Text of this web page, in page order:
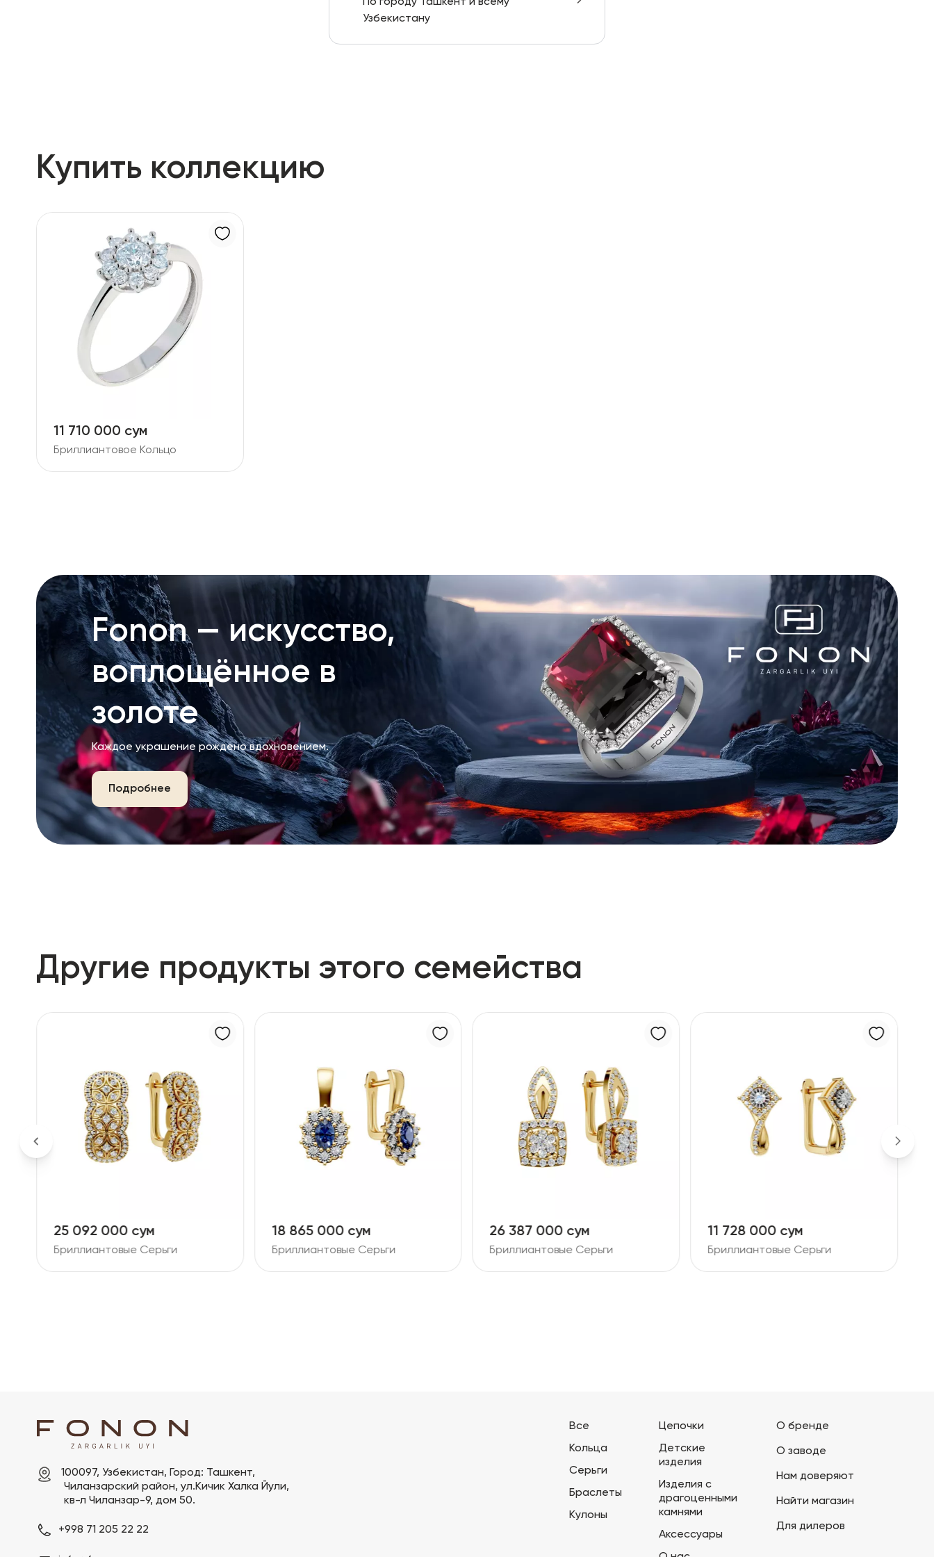
Узбекистану
Купить коллекцию
11 710 000 сум
Бриллиантовое Кольцо
Fonon — искусство,
воплощённое в
золоте
Каждое украшение рождено вдохновением.
Подробнее
Другие продукты этого семейства
18 865 000 сум
Бриллиантовые Серьги
26 387 000 сум
Бриллиантовые Серьги
11 728 000 сум
Бриллиантовые Серьги
10 881 000 сум
Бриллиантовые Серьги
100097, Узбекистан, Город: Ташкент,
кв-л Чиланзар-9, дом 50.
+998 71 205 22 22
Все
Кольца
Серьги
Браслеты
Кулоны
Цепочки
Детские
изделия
Изделия с
драгоценными
камнями
Аксессуары
О бренде
О заводе
Нам доверяют
Найти магазин
Для дилеров